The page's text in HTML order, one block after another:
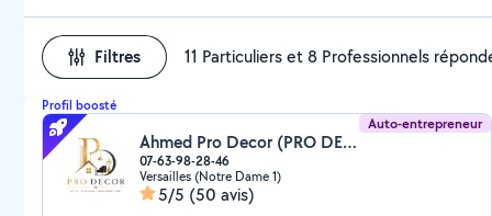
Filtres 11 Particuliers et 8 Professionnels
Profil boosté
Auto-entrepreneur
Ahmed Pro Decor (PRO DECOR)
07-63-98-28-46
Versailles (Notre Dame 1)
5/5 (50 avis)